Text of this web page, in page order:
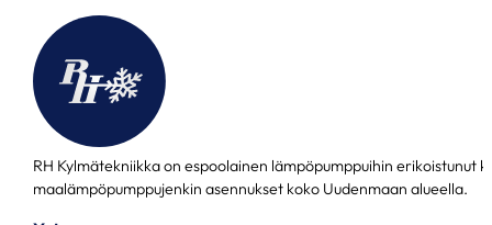
RH Kylmätekniikka on espoolainen lämpöpumppuihin
maalämpöpumppujenkin asennukset koko Uudenmaan alueella.